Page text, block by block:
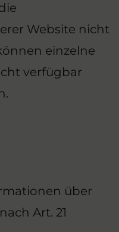
Website nicht
einzelne
verfügbar
über
Art. 21